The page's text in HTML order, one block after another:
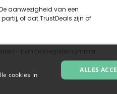
aanwezigheid van een
of dat TrustDeals zijn of
cookies in
ALLES